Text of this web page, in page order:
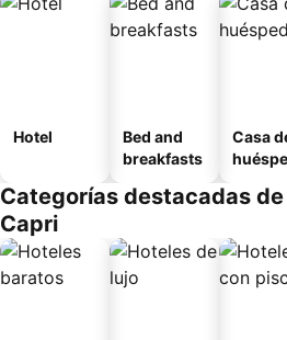
Hotel
Bed and
breakfasts
Casa
Categorías destacadas
Capri